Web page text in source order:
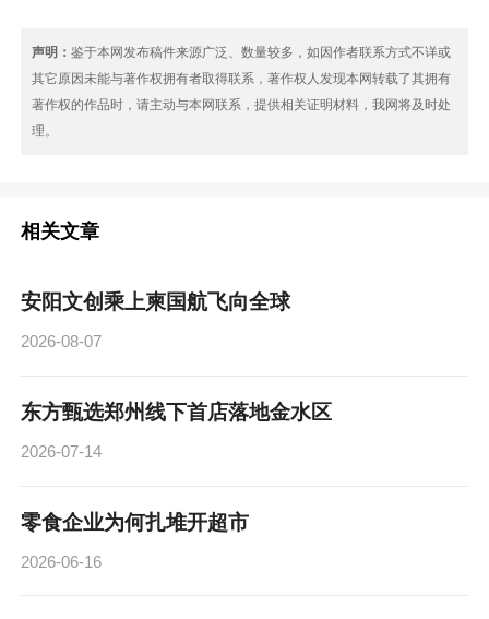
声明：鉴于本网发布稿件来源广泛、数量较多，如因作者联系方式不详或
其它原因未能与著作权拥有者取得联系，著作权人发现本网转载了其拥有
著作权的作品时，请主动与本网联系，提供相关证明材料，我网将及时处
理。
相关文章
安阳文创乘上柬国航飞向全球
2026-08-07
东方甄选郑州线下首店落地金水区
2026-07-14
零食企业为何扎堆开超市
2026-06-16